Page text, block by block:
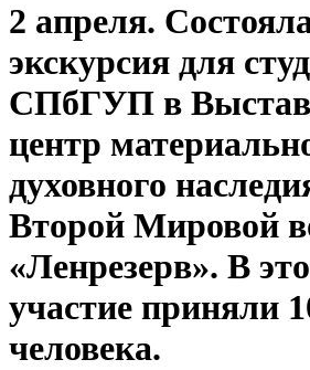
2 апреля.
экскурсия для
СПбГУП в
центр
духовного
Второй Мировой
«Ленрезерв». В
участие приняли
человека.